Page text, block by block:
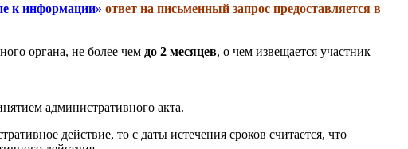
к информации» ответ на письменный запрос предоставляется в
органа, не более чем до 2 месяцев, о чем извещается участник
административного акта.
действие, то с даты истечения сроков считается, что